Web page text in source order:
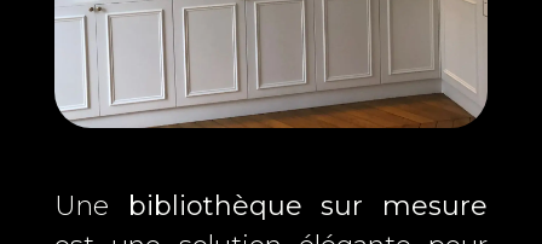
Une bibliothèque sur mesure